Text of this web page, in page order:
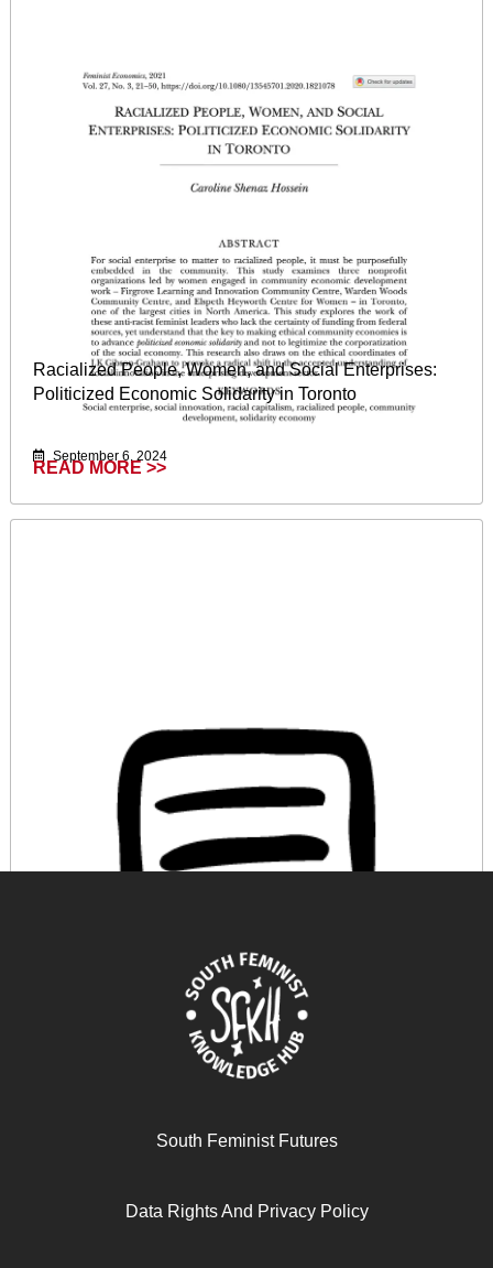
Racialized People, Women, and Social Enterprises:
Politicized Economic Solidarity in Toronto
September 6, 2024
READ MORE >>
النسوية الأفرو-عمومية: تعريف سياسي
February 19, 2026South Feminist Futures
Data Rights And Privacy Policy